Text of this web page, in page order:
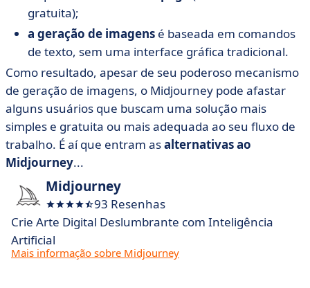
gratuita);
a geração de imagens é baseada em comandos
de texto, sem uma interface gráfica tradicional.
Como resultado, apesar de seu poderoso mecanismo
de geração de imagens, o Midjourney pode afastar
alguns usuários que buscam uma solução mais
simples e gratuita ou mais adequada ao seu fluxo de
trabalho. É aí que entram asalternativas ao
Midjourney...
Midjourney
93 Resenhas
Crie Arte Digital Deslumbrante com Inteligência
Artificial
Mais informação sobre Midjourney